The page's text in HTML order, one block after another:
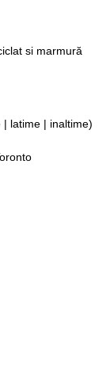
si marmură
| latime | inaltime)